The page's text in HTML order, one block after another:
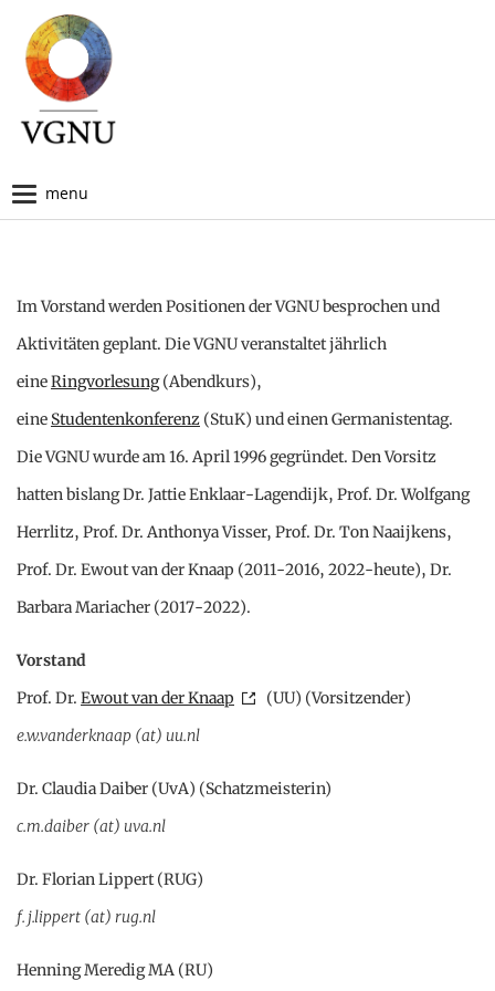
Skip
to
Navigation
Im Vorstand werden Positionen der VGNU besprochen und
Aktivitäten geplant. Die VGNU veranstaltet jährlich
eineRingvorlesung(Abendkurs),
eine Studentenkonferenz (StuK) und einen Germanistentag.
Die VGNU wurde am 16. April 1996 gegründet. Den Vorsitz
hatten bislang Dr. Jattie Enklaar-Lagendijk, Prof. Dr. Wolfgang
Herrlitz, Prof. Dr. Anthonya Visser, Prof. Dr. Ton Naaijkens,
Prof. Dr. Ewout van der Knaap (2011-2016, 2022-heute), Dr.
Barbara Mariacher (2017-2022).
Vorstand
Prof. Dr. Ewout van der Knaap
(UU) (Vorsitzender)
e.w.vanderknaap (at) uu.nl
Dr. Claudia Daiber (UvA) (Schatzmeisterin)
c.m.daiber (at) uva.nl
Dr. Florian Lippert (RUG)
f.j.lippert (at) rug.nl
Henning Meredig MA (RU)